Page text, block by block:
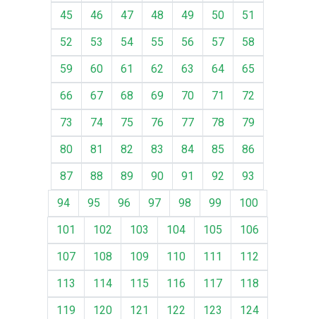
45
46 47 48 49 50
51
52
53 54 55 56 57
58
59
60 61 62 63 64
65
66
67 68 69 70 71
72
73
74 75 76 77 78
79
80
81 82 83 84 85
86
87
88 89 90 91 92
93
94
95 96 97 98 99
100
101
102 103 104 105
106
107
108 109 110 111
112
113
114 115 116 117
118
119
120 121 122 123
124